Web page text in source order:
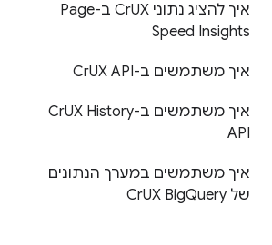
איך להציג נתוני Cr UX ב-Page
Speed Insights
איך משתמשים ב-CrUX API
איך משתמשים ב-CrUX History
API
איך משתמשים במערך הנתונים
של Cr
UX BigQuery